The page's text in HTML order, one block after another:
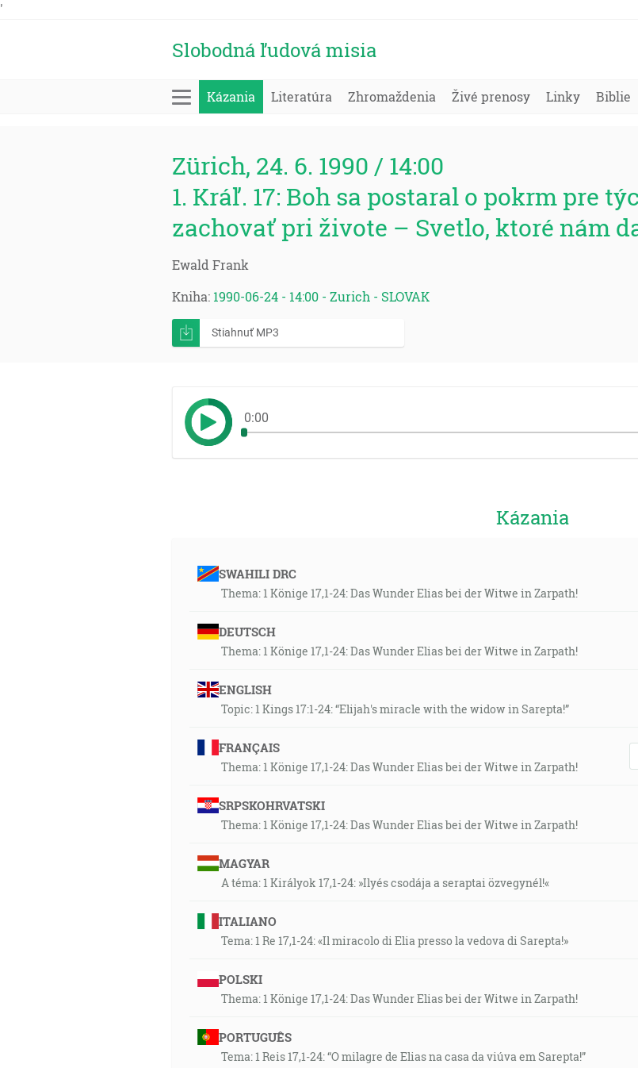
'
Slobodná ľudová misia
Kázania Literatúra Zhromaždenia Živé prenosy Linky Biblie
Zürich, 24. 6. 1990 / 14:00
1. Kráľ. 17: Boh sa postaral o pokrm pre
zachovať pri živote – Svetlo, ktoré nám
Ewald Frank
Kniha: 1990-06-24 - 14:00 - Zurich - SLOVAK
Stiahnuť MP3
0:00
Kázania
SWAHILI DRC
Thema: 1 Könige 17,1-24: Das Wunder Elias bei der Witwe in Zarpath!
DEUTSCH
Thema: 1 Könige 17,1-24: Das Wunder Elias bei der Witwe in Zarpath!
ENGLISH
Topic: 1 Kings 17:1-24: “Elijah's miracle with the widow in Sarepta!”
FRANÇAIS
Thema: 1 Könige 17,1-24: Das Wunder Elias bei der Witwe in Zarpath!
SRPSKOHRVATSKI
Thema: 1 Könige 17,1-24: Das Wunder Elias bei der Witwe in Zarpath!
MAGYAR
A téma: 1 Királyok 17,1-24: »Ilyés csodája a seraptai özvegynél!«
ITALIANO
Tema: 1 Re 17,1-24: «Il miracolo di Elia presso la vedova di Sarepta!»
POLSKI
Thema: 1 Könige 17,1-24: Das Wunder Elias bei der Witwe in Zarpath!
PORTUGUÊS
Tema: 1 Reis 17,1-24: “O milagre de Elias na casa da viúva em Sarepta!”